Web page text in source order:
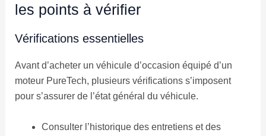
les points à vérifier
Vérifications essentielles
Avant d’acheter un véhicule d’occasion équipé d’un
moteur PureTech, plusieurs vérifications s’imposent
pour s’assurer de l’état général du véhicule.
Consulter l’historique des entretiens et des